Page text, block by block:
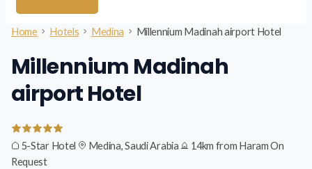
Home Hotels Medina Millennium Madinah airport Hotel
Millennium Madinah
airport Hotel
5-Star Hotel Medina, Saudi Arabia 14km from HaramOn
Request